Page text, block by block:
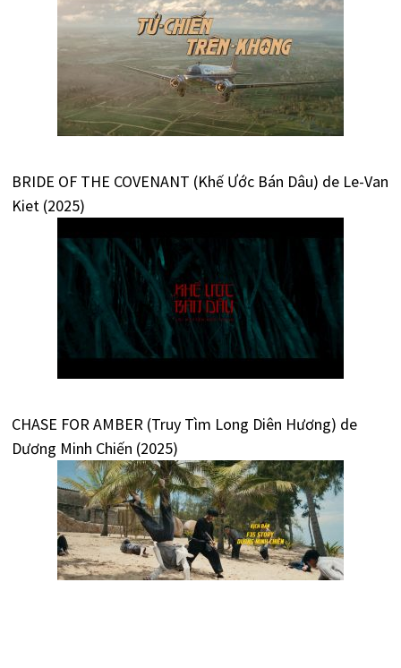
BRIDE OF THE COVENANT (Khế Ước Bán Dâu) de Le-Van
Kiet (2025)
CHASE FOR AMBER (Truy Tìm Long Diên Hương) de
Dương Minh Chiến (2025)